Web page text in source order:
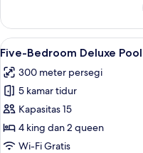
Four-
Bedroom
Deluxe
Villa
Central
Lihat
semua
foto
untuk
Five-
Bedroom
Deluxe
14
Five-Bedroom Deluxe
300 meter persegi
5 kamar tidur
Kapasitas 15
4 king dan 2 queen
Wi-Fi Gratis